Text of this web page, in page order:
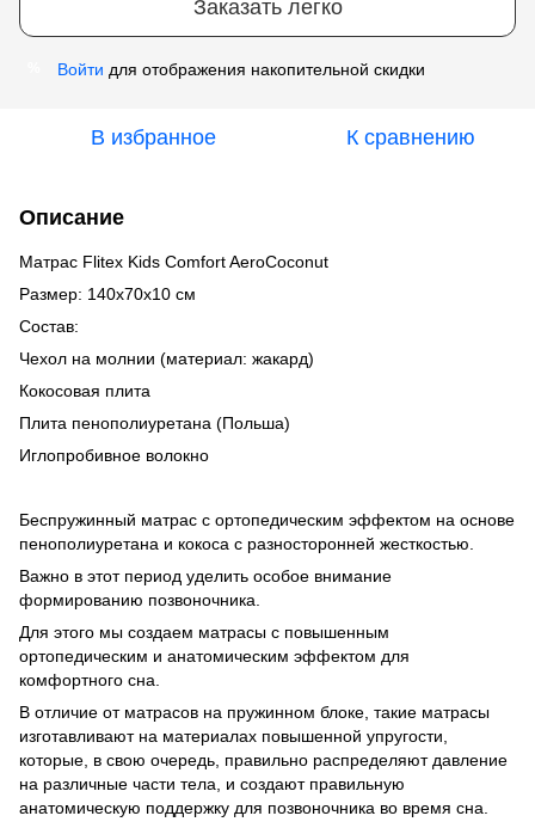
Заказать легко
Войти для отображения накопительной скидки
В избранное К сравнению
Описание
Матрас Flitex Kids Comfort AeroCoconut
Размер: 140х70х10 см
Состав:
Чехол на молнии (материал: жакард)
Кокосовая плита
Плита пенополиуретана (Польша)
Иглопробивное волокно
Беспружинный матрас с ортопедическим эффектом на основе
пенополиуретана и кокоса с разносторонней жесткостью.
Важно в этот период уделить особое внимание
формированию позвоночника.
Для этого мы создаем матрасы с повышенным
ортопедическим и анатомическим эффектом для
комфортного сна.
В отличие от матрасов на пружинном блоке, такие матрасы
изготавливают на материалах повышенной упругости,
которые, в свою очередь, правильно распределяют давление
на различные части тела, и создают правильную
анатомическую поддержку для позвоночника во время сна.